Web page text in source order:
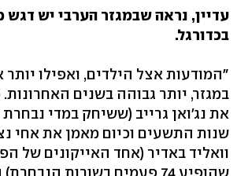
עדיין, נראה שבמגזר הערבי יש דגש
בכדורגל.
"המודעות אצל הילדים, ואפילו
במגזר, יותר גבוהה בשנים
את נג'ואן גרייב (ששיחק במדי
שנות התשעים וכיום מאמן את אחי
וואליד באדיר (אחד האייקונים של